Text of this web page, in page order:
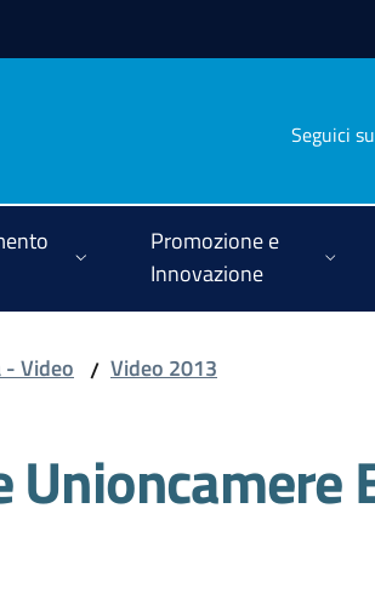
Seguici su
Promozione e
Innovazione
Video / Video 2013